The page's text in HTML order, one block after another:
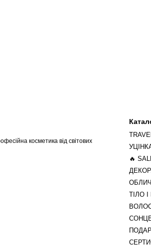
косметика від світових
🔥
ТІЛО